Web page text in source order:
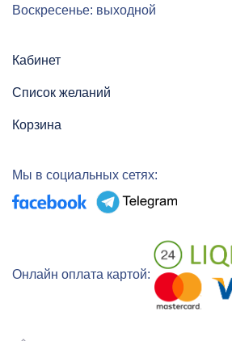
Воскресенье: выходной
Кабинет
Список желаний
Корзина
Мы в социальных сетях:
Онлайн оплата картой: